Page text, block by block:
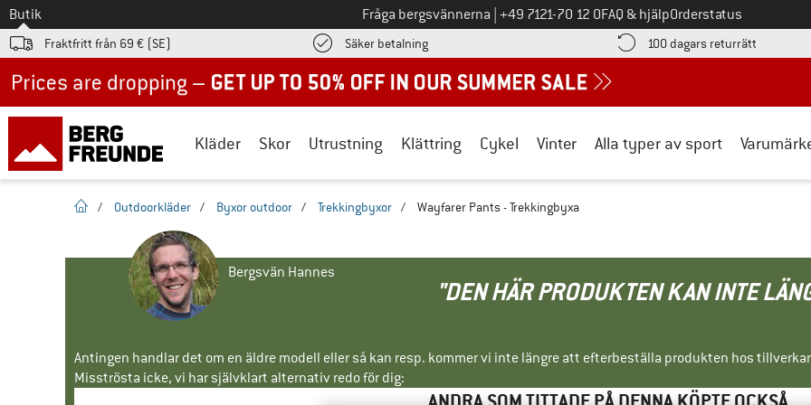
Till
Butik Fråga bergsvännerna Ring oss på
+49 7121-70 12 0FAQ & hjälpOrderstatus
Fraktfritt från 69 € (SE) Säker betalningHitta betalningsinformationen här! Öppnas i en inforuta
100 dagars returrätt Gå till
Kläder Skor Utrustning Klättring Cykel Vinter Alla typer av sport
Hemsida
/ Outdoorkläder / Byxor outdoor / Trekkingbyxor / Wayfarer Pants - Trekkingbyxa
Bergsvän Hannes
"DEN HÄR PRODUKTEN KAN INTE
Antingen handlar det om en äldre modell eller så kan resp. kommer vi inte längre att efterbeställa produkten hos
Misströsta icke, vi har självklart alternativ redo för dig: